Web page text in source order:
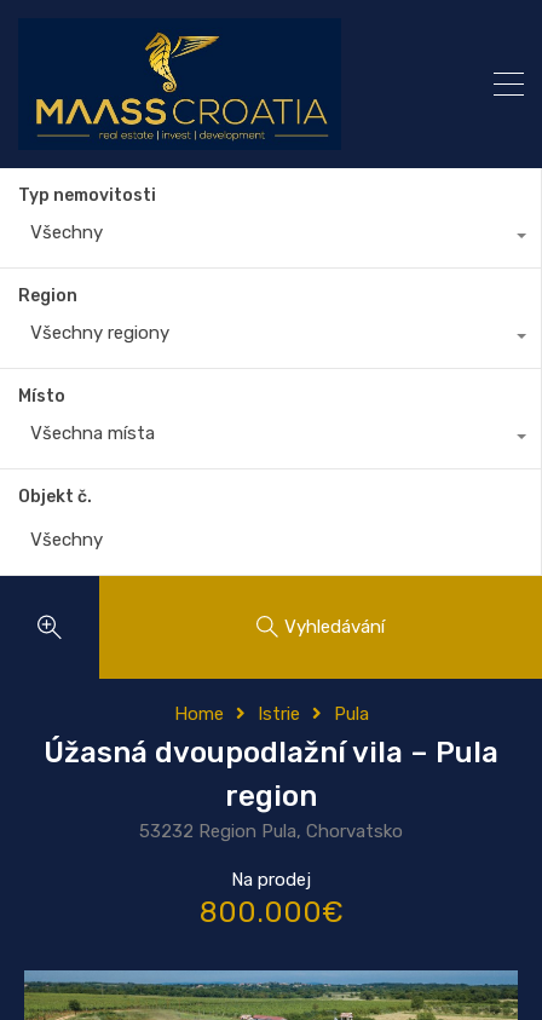
Typ nemovitosti
Všechny
Region
Všechny regiony
Místo
Všechna místa
Objekt č.
Vyhledávání
Home Istrie Pula
Úžasná dvoupodlažní vila – Pula
region
53232 Region Pula, Chorvatsko
Na prodej
800.000€